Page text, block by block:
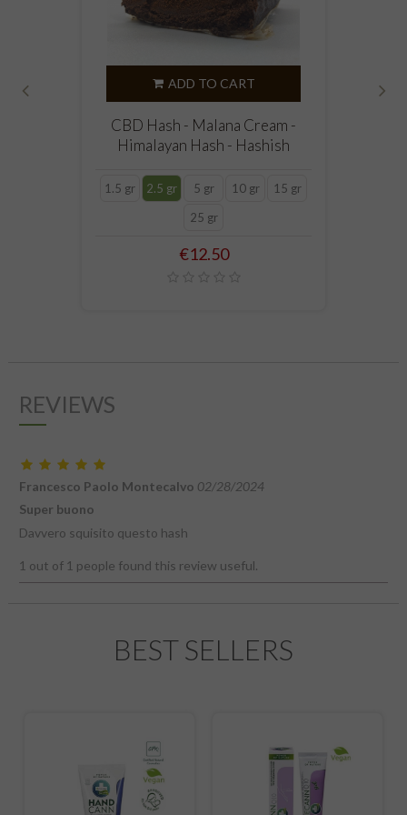
ADD TO CART
CBD Hash - Malana Cream -
Himalayan Hash - Hashish
1.5 gr 2.5 gr 5 gr 10 gr
15 gr
25 gr
Price
€12.50
REVIEWS
Francesco Paolo Montecalvo 02/28/2024
Super buono
Davvero squisito questo hash
1 out of 1 people found this review useful.
BEST SELLERS